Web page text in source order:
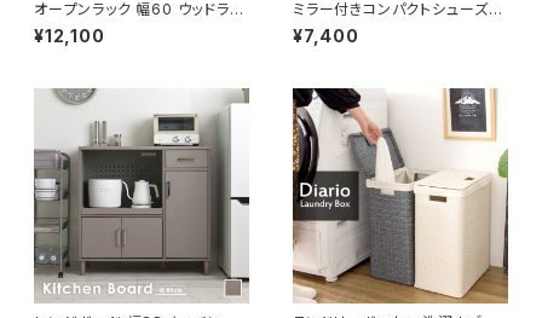
オープンラック 幅60 ウッドラッ
ク ラック シェルフ 収納棚 マル
チキャビネット ディスプレイラッ
¥12,100
ミラー付きコンパクトシューズラ
ック 幅29 シューズボックス シ
ューズラック 下駄箱 靴箱 玄関
¥7,400